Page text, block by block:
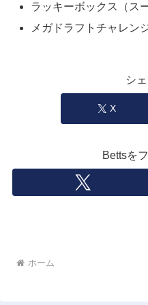
ラッキーボックス（ス
メガドラフトチャレン
シ
X
Bettsを
ホーム